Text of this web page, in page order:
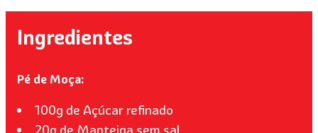
Ingredientes
Pé de Moça:
100g de Açúcar refinado